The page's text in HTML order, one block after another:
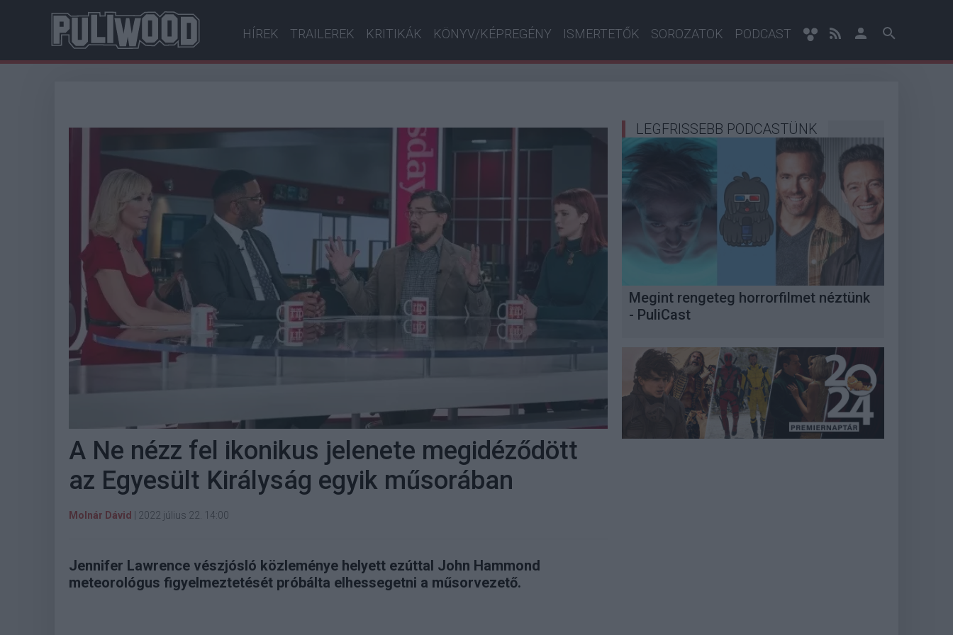
HÍREK TRAILEREK KRITIKÁK KÖNYV/KÉPREGÉNY ISMERTETŐK SOROZATOK PODCAST
A Ne nézz fel ikonikus jelenete megidéződött
az Egyesült Királyság egyik műsorában
Molnár Dávid 2022 július 22. 14:00
Jennifer Lawrence vészjósló közleménye helyett ezúttal John Hammond
meteorológus figyelmeztetését próbálta elhessegetni a műsorvezető.
LEGFRISSEBB PODCASTÜNK
Megint rengeteg horrorfilmet néztünk
- PuliCast